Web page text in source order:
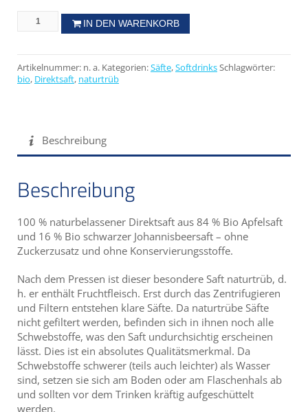
IN DEN WARENKORB
Artikelnummer: n. a. Kategorien:Säfte,SoftdrinksSchlagwörter:
bio, Direktsaft, naturtrüb
Beschreibung
Beschreibung
100 % naturbelassener Direktsaft aus 84 % Bio Apfelsaft
und 16 % Bio schwarzer Johannisbeersaft – ohne
Zuckerzusatz und ohne Konservierungsstoffe.
Nach dem Pressen ist dieser besondere Saft naturtrüb, d.
h. er enthält Fruchtfleisch. Erst durch das Zentrifugieren
und Filtern entstehen klare Säfte. Da naturtrübe Säfte
nicht gefiltert werden, befinden sich in ihnen noch alle
Schwebstoffe, was den Saft undurchsichtig erscheinen
lässt. Dies ist ein absolutes Qualitätsmerkmal. Da
Schwebstoffe schwerer (teils auch leichter) als Wasser
sind, setzen sie sich am Boden oder am Flaschenhals ab
und sollten vor dem Trinken kräftig aufgeschüttelt
werden.